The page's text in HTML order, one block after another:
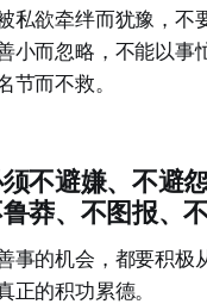
私欲牵绊而犹豫，不
小而忽略，不能以事
节而不救。
不避嫌、不避怨
莽、不图报、不
事的机会，都要积极
正的积功累德。